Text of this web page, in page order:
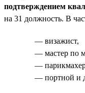
подтверждением
на 31 должность. В
— визажист,
— мастер по
—
— портной и